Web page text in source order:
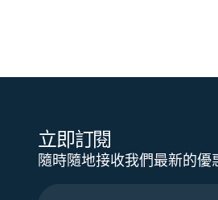
立即訂閱
隨時隨地接收我們最新的優